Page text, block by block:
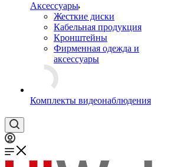
Аксессуары
Жесткие диски
Кабельная продукция
Кронштейны
Фирменная одежда и
аксессуары
Комплекты видеонаблюдения